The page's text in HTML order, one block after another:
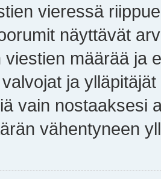
vieressä
näyttävät
viestien määrää ja
ja
vain nostaaksesi
vähentyneen